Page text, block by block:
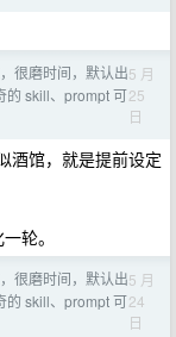
很磨时间，默认出
的 skill、prompt 可
5 月
25
日
酒馆，就是提前设定
轮。
很磨时间，默认出
的 skill、prompt 可
5 月
24
日